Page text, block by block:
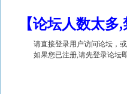
【论坛人数太
请直接登录用户访问论坛，
如果您已注册,请先登录论坛